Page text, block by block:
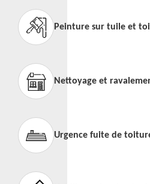
Peinture sur tuile et
Nettoyage et
Urgence fuite de